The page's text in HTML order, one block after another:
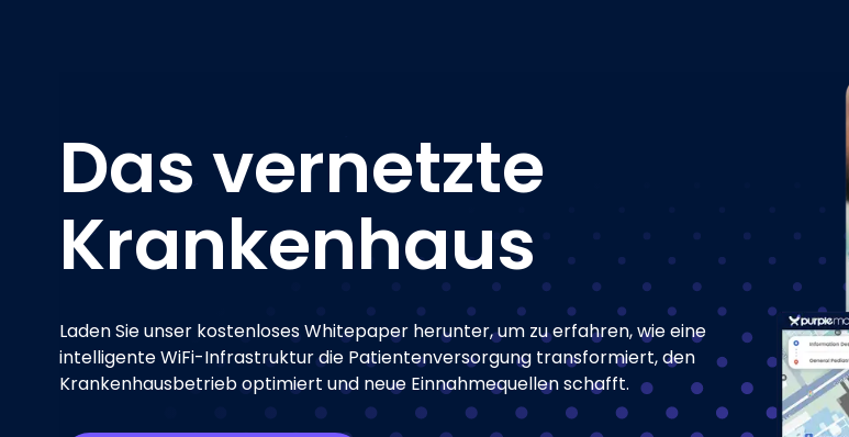
Das vernetzte
Krankenhaus
Laden Sie unser kostenloses Whitepaper herunter, um zu erfahren, wie eine
intelligente WiFi-Infrastruktur die Patientenversorgung transformiert, den
Krankenhausbetrieb optimiert und neue Einnahmequellen schafft.